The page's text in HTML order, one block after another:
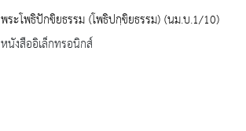
พระโพธิปักขิยธรรม (โพธิปกฺขิยธรรม) (นม.บ.1/10)
หนังสืออิเล็กทรอนิกส์